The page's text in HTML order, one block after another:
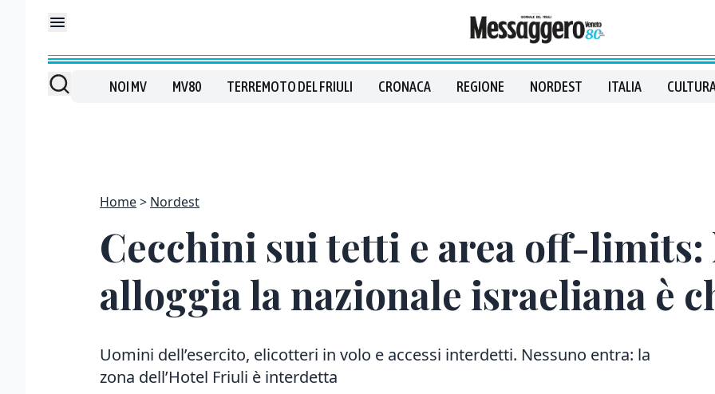
NOI MV MV80 TERREMOTO DEL FRIULI CRONACA REGIONE NORDEST ITALIA
Home Nordest
Cecchini sui tetti e area off-limits:
alloggia la nazionale israeliana è
Uomini dell’esercito, elicotteri in volo e accessi interdetti. Nessuno entra: la
zona dell’Hotel Friuli è interdetta